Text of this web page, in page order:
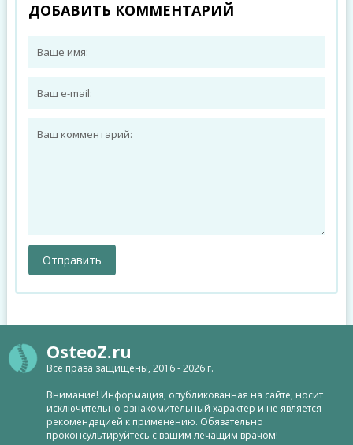
ДОБАВИТЬ КОММЕНТАРИЙ
OsteoZ.ru
Все права защищены, 2016 - 2026 г.
Внимание! Информация, опубликованная на сайте, носит
исключительно ознакомительный характер и не является
рекомендацией к применению. Обязательно
проконсультируйтесь с вашим лечащим врачом!